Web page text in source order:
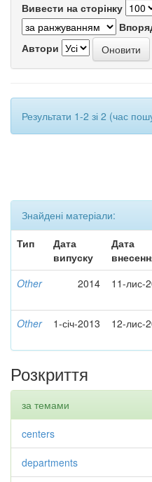
Вивести на сторінку
Автори
Результати 1-2 зі 2 (час
Знайдені матеріали:
Тип
Дата
випуску
Дата
Other 2014 11-лис-
Other 1-січ-2013 12-лис-
Розкриття
за темами
centers
departments